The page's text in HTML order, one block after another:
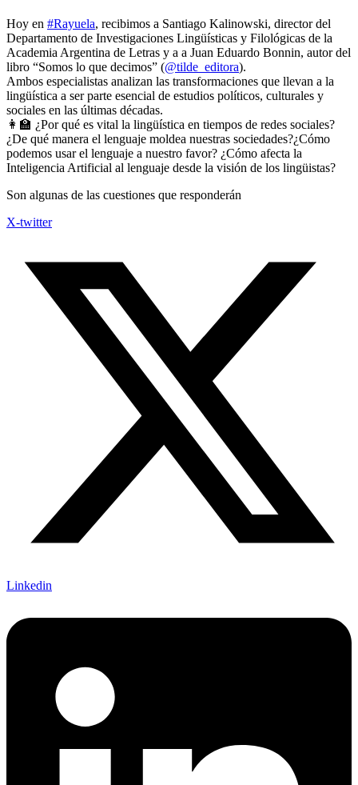
Hoy en #Rayuela, recibimos a Santiago Kalinowski, director del
Departamento de Investigaciones Lingüísticas y Filológicas de la
Academia Argentina de Letras y a a Juan Eduardo Bonnin, autor del
libro “Somos lo que decimos” (@tilde_editora).
Ambos especialistas analizan las transformaciones que llevan a la
lingüística a ser parte esencial de estudios políticos, culturales y
sociales en las últimas décadas.
👩‍🏫 ¿Por qué es vital la lingüística en tiempos de redes sociales?
¿De qué manera el lenguaje moldea nuestras sociedades?¿Cómo
podemos usar el lenguaje a nuestro favor? ¿Cómo afecta la
Inteligencia Artificial al lenguaje desde la visión de los lingüistas?
Son algunas de las cuestiones que responderán
X-twitter
Linkedin